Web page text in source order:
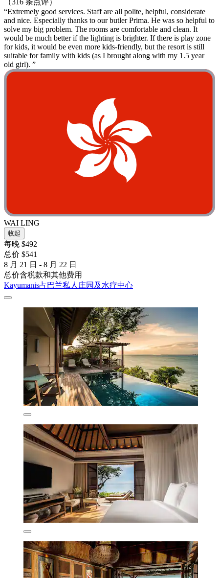
（316 条点评）
“Extremely good services. Staff are all polite, helpful, considerate
and nice. Especially thanks to our butler Prima. He was so helpful to
solve my big problem. The rooms are comfortable and clean. It
would be much better if the lighting is brighter. If there is play zone
for kids, it would be even more kids-friendly, but the resort is still
suitable for family with kids (as I brought along with my 1.5 year
old girl). ”
WAI LING
收起
每晚 $492
总价 $541
8 月 21 日 - 8 月 22 日
总价含税款和其他费用
Kayumanis占巴兰私人庄园及水疗中心